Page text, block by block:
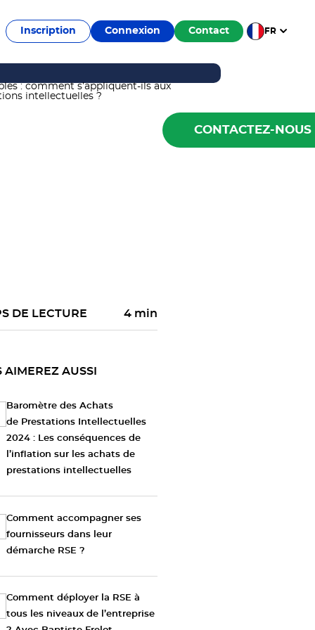
Inscription Connexion Contact FR
DE LECTURE 4 min
AIMEREZ AUSSI
Baromètre des Achats
de Prestations Intellectuelles
2024 : Les conséquences de
l’inflation sur les achats de
prestations intellectuelles
Comment accompagner ses
fournisseurs dans leur
démarche RSE ?
Comment déployer la RSE à
tous les niveaux de l’entreprise
CONTACTEZ-NOUS